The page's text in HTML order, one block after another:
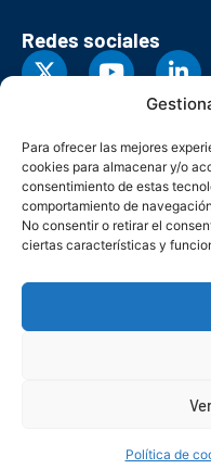
Para ofrecer las mejores
cookies para almacenar y/o
consentimiento de estas
comportamiento de
No consentir o retirar el
ciertas características y
Política de
Redes sociales
© Copyright 2026.